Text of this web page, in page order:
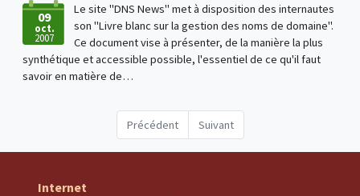
09
oct.
2007
Le site "DNS News" met à disposition des internautes
son "Livre blanc sur la gestion des noms de domaine".
Ce document vise à présenter, de la manière la plus
synthétique et accessible possible, l'essentiel de ce qu'il faut
savoir en matière de…
Précédent Suivant
Internet